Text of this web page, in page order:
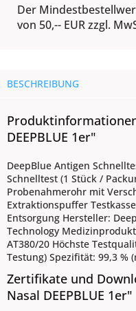
Der
von 50,-- EUR zzgl.
BESCHREIBUNG
DEEPBLUE 1er"
DeepBlue Antigen
Schnelltest (1 Stück /
Probenahmerohr mit
Extraktionspuffer
Entsorgung Hersteller:
Technology
AT380/20 Höchste
Testung) Spezifität: 99,3 %
Zertifikate und
Nasal DEEPBLUE 1er"